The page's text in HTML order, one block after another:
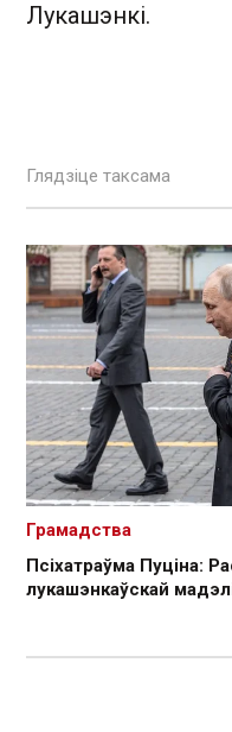
Лукашэнкі.
Глядзіце таксама
Псіхатраўма Пуціна:
лукашэнкаўскай
Грамадства